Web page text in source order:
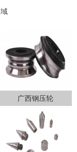
广西钢压轮